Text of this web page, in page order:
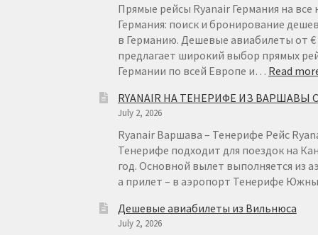
Прямые рейсы Ryanair Германия на все
Германия: поиск и бронирование
в Германию. Дешевые авиабилеты от €
предлагает широкий выбор прямых
Германии по всей Европе и… Read
RYANAIR НА ТЕНЕРИФЕ ИЗ ВАРШАВЫ
July 2, 2026
Ryanair Варшава – Тенерифе Рейс
Тенерифе подходит для поездок на
год. Основной вылет выполняется из
а прилет – в аэропорт Тенерифе
Дешевые авиабилеты из Вильнюса
July 2, 2026